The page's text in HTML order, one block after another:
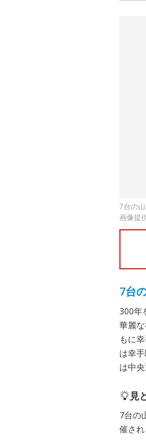
7台の
画像提
7台
300年
華麗
もに
は幸
は中
見
7台の
催さ